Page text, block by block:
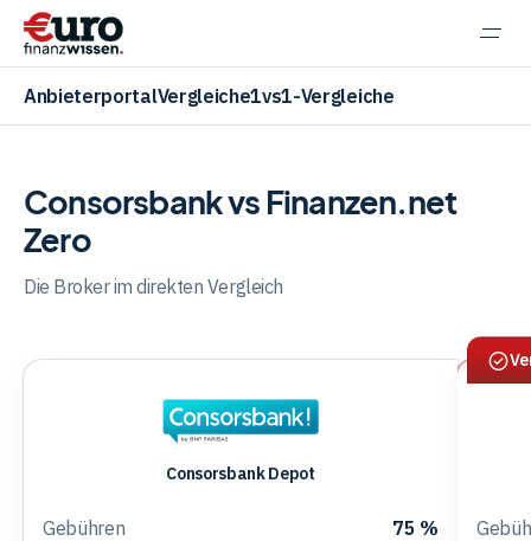
AnbieterportalVergleiche1vs1-Vergleiche
Aktien
Consorsbank vs Finanzen.net
Zero
Die Broker im direkten Vergleich
ConsorsbankConsorsbank Depot
Gebühren 75 %